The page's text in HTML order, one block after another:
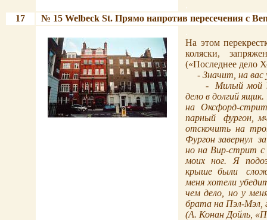
17
№ 15 Welbeck St. Прямо напротив пересечения с
На этом
коляски,
(«Последнее дело
- Значит, на вас
-
Милый мой
дело в долгий
на Оксфорд-
парный
фургон,
отскочить на
Фургон завернул
но на Вир-стрит с
моих
ног. Я
крыше были
меня хотели
чем дело, но у
брата на Пэл-Мэл,
(А. Конан Дойль,